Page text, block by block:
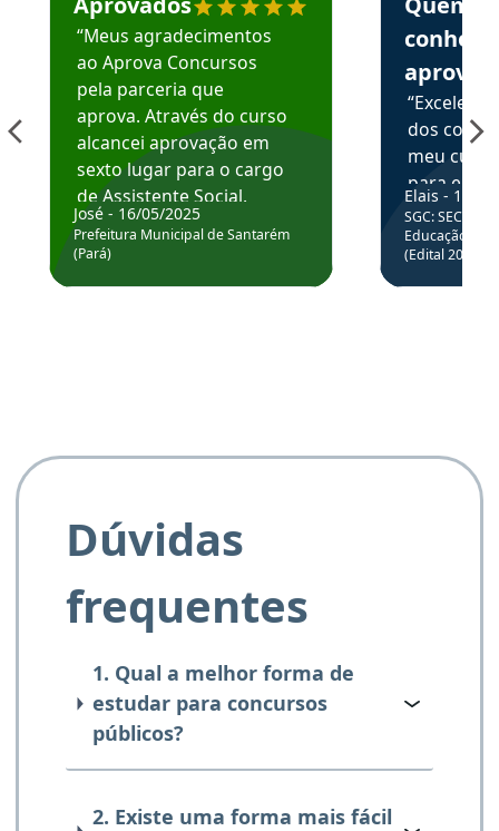
“Meus agradecimentos
ao Aprova Concursos
pela parceria que
aprova. Através do curso
alcancei aprovação em
sexto lugar para o cargo
de Assistente Social.
Hoje estou atuando na
Prefeitura de Santarém.
José - 16/05/2025
Prefeitura Municipal de Santarém
(Pará)
aprova
dos
meu
para
colocar
através
de
Elais - 15/
SGC: SEC BA
Educação
(Edital
Dúvidas
frequentes
1. Qual a melhor forma de
estudar para concursos
públicos?
2. Existe uma forma mais fácil